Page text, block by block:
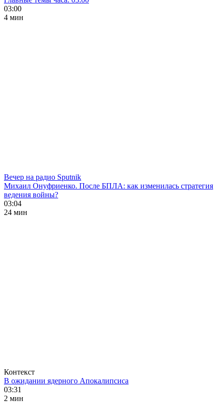
03:00
4 мин
Вечер на радио Sputnik
Михаил Онуфриенко. После БПЛА: как изменилась стратегия
ведения войны?
03:04
24 мин
Контекст
В ожидании ядерного Апокалипсиса
03:31
2 мин